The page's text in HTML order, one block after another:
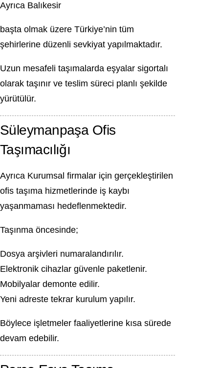
Ayrıca Balıkesir
başta olmak üzere Türkiye’nin tüm
şehirlerine düzenli sevkiyat yapılmaktadır.
Uzun mesafeli taşımalarda eşyalar sigortalı
olarak taşınır ve teslim süreci planlı şekilde
yürütülür.
Süleymanpaşa Ofis
Taşımacılığı
Ayrıca Kurumsal firmalar için gerçekleştirilen
ofis taşıma hizmetlerinde iş kaybı
yaşanmaması hedeflenmektedir.
Taşınma öncesinde;
Dosya arşivleri numaralandırılır.
Elektronik cihazlar güvenle paketlenir.
Mobilyalar demonte edilir.
Yeni adreste tekrar kurulum yapılır.
Böylece işletmeler faaliyetlerine kısa sürede
devam edebilir.